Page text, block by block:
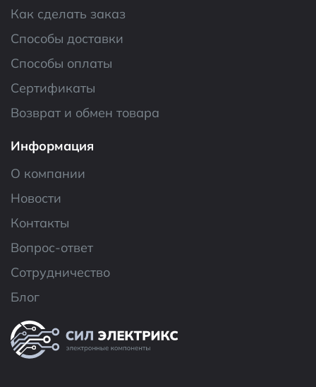
Как сделать заказ
Способы доставки
Способы оплаты
Сертификаты
Возврат и обмен товара
Информация
О компании
Новости
Контакты
Вопрос-ответ
Сотрудничество
Блог